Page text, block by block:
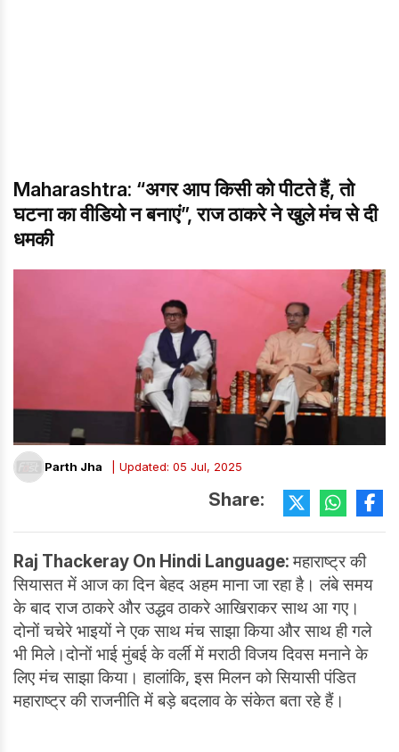
Maharashtra: “अगर आप किसी को पीटते हैं, तो
घटना का वीडियो न बनाएं”, राज ठाकरे ने खुले मंच से दी
धमकी
Parth Jha | Updated: 05 Jul, 2025
Share:
Raj Thackeray On Hindi Language:महाराष्ट्र की
सियासत में आज का दिन बेहद अहम माना जा रहा है। लंबे समय
के बाद राज ठाकरे और उद्धव ठाकरे आखिराकर साथ आ गए।
दोनों चचेरे भाइयों ने एक साथ मंच साझा किया और साथ ही गले
भी मिले।दोनों भाई मुंबई के वर्ली में मराठी विजय दिवस मनाने के
लिए मंच साझा किया। हालांकि, इस मिलन को सियासी पंडित
महाराष्ट्र की राजनीति में बड़े बदलाव के संकेत बता रहे हैं।